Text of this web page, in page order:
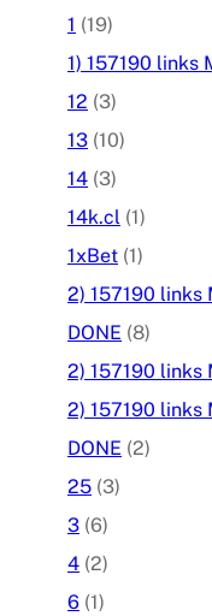
1 (19)
1) 157190 links
12 (3)
13 (10)
14 (3)
14k.cl (1)
1xBet (1)
2) 157190 links
DONE (8)
2) 157190 links
2) 157190 links
DONE (2)
25 (3)
3 (6)
4 (2)
6 (1)